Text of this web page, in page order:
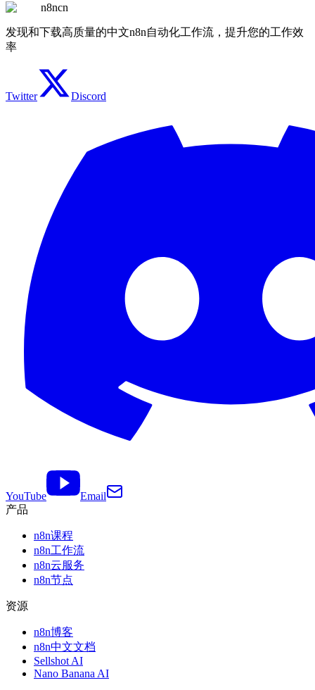
n8ncn
发现和下载高质量的中文n8n自动化工作流，提升您的工作效
率
Twitter Discord
YouTube
Email
产品
n8n课程
n8n工作流
n8n云服务
n8n节点
资源
n8n博客
n8n中文文档
Sellshot AI
Nano Banana AI